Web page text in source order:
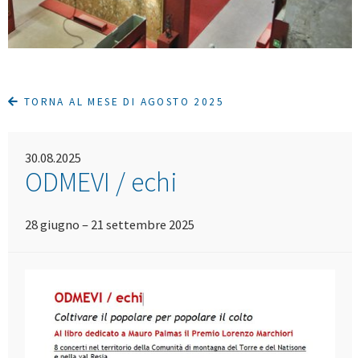
TORNA AL MESE DI AGOSTO 2025
30.08.2025
ODMEVI / echi
28 giugno – 21 settembre 2025